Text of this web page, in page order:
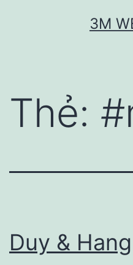
3M
Thẻ:
Duy & Hang